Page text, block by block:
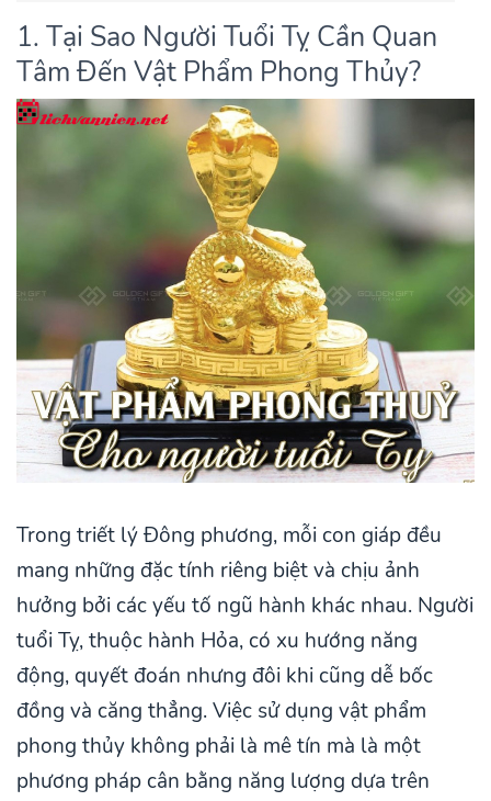
1. Tại Sao Người Tuổi Tỵ Cần Quan
Tâm Đến Vật Phẩm Phong Thủy?
Trong triết lý Đông phương, mỗi con giáp đều
mang những đặc tính riêng biệt và chịu ảnh
hưởng bởi các yếu tố ngũ hành khác nhau. Người
tuổi Tỵ, thuộc hành Hỏa, có xu hướng năng
động, quyết đoán nhưng đôi khi cũng dễ bốc
đồng và căng thẳng. Việc sử dụng vật phẩm
phong thủy không phải là mê tín mà là một
phương pháp cân bằng năng lượng dựa trên